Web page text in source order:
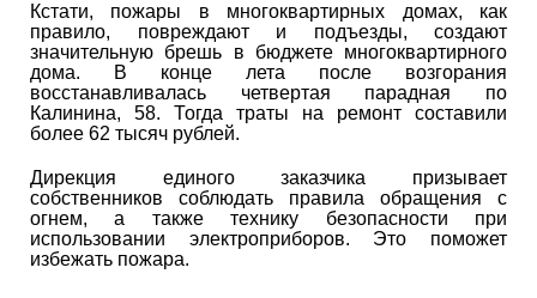
Кстати, пожары в многоквартирных домах, как
правило, повреждают и подъезды, создают
значительную брешь в бюджете многоквартирного
дома. В конце лета после возгорания
восстанавливалась четвертая парадная по
Калинина, 58. Тогда траты на ремонт составили
более 62 тысяч рублей.
Дирекция единого заказчика призывает
собственников соблюдать правила обращения с
огнем, а также технику безопасности при
использовании электроприборов. Это поможет
избежать пожара.